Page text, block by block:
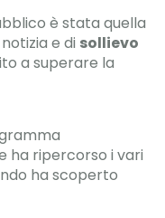
è stata quella
e di sollievo
a superare la
ha ripercorso i vari
ha scoperto